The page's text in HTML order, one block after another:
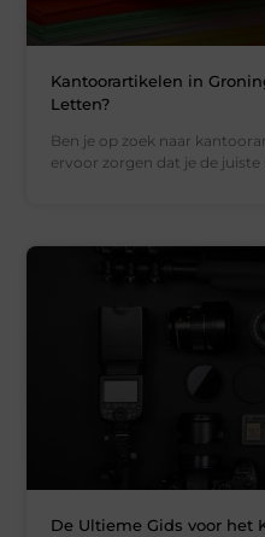
Kantoorartikelen in
Letten?
Ben je op zoek naar
ervoor zorgen dat je de juiste
De Ultieme Gids voor het